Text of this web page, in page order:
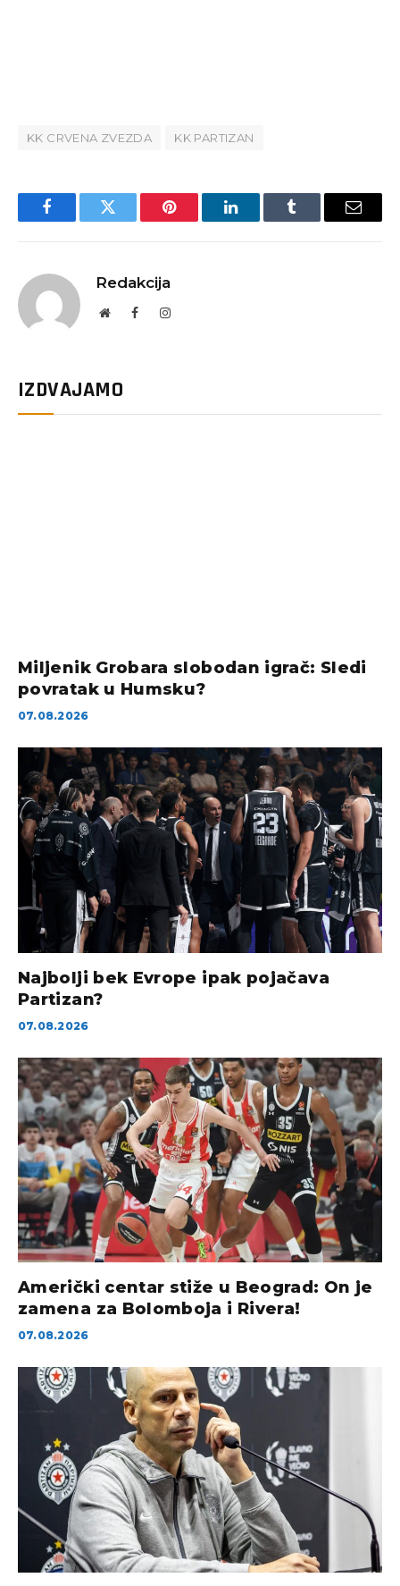
KK CRVENA ZVEZDA KK PARTIZAN
FacebookTwitter Pinterest LinkedInTumblr Email
Redakcija
WebsiteFacebookInstagram
IZDVAJAMO
Miljenik Grobara slobodan igrač: Sledi
povratak u Humsku?
07.08.2026
Najbolji bek Evrope ipak pojačava
Partizan?
07.08.2026
Američki centar stiže u Beograd: On je
zamena za Bolomboja i Rivera!
07.08.2026